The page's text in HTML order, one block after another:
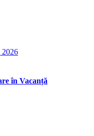
2026
în Vacanță